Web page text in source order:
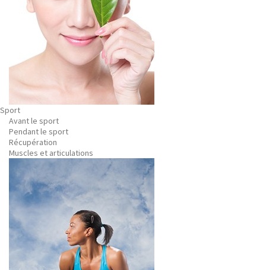
Sport
Avant le sport
Pendant le sport
Récupération
Muscles et articulations